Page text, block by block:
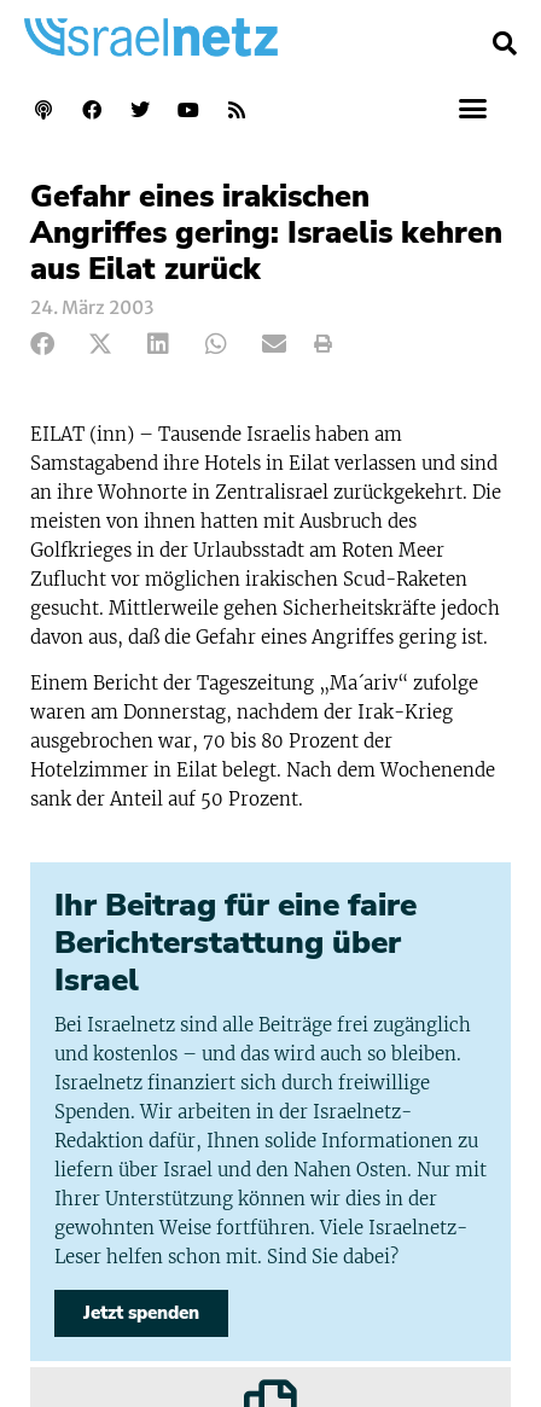
Gefahr eines irakischen
Angriffes gering: Israelis kehren
aus Eilat zurück
24. März 2003
EILAT (inn) – Tausende Israelis haben am
Samstagabend ihre Hotels in Eilat verlassen und sind
an ihre Wohnorte in Zentralisrael zurückgekehrt. Die
meisten von ihnen hatten mit Ausbruch des
Golfkrieges in der Urlaubsstadt am Roten Meer
Zuflucht vor möglichen irakischen Scud-Raketen
gesucht. Mittlerweile gehen Sicherheitskräfte jedoch
davon aus, daß die Gefahr eines Angriffes gering ist.
Einem Bericht der Tageszeitung „Ma´ariv“ zufolge
waren am Donnerstag, nachdem der Irak-Krieg
ausgebrochen war, 70 bis 80 Prozent der
Hotelzimmer in Eilat belegt. Nach dem Wochenende
sank der Anteil auf 50 Prozent.
Ihr Beitrag für eine faire
Berichterstattung über
Israel
Bei Israelnetz sind alle Beiträge frei zugänglich
und kostenlos – und das wird auch so bleiben.
Israelnetz finanziert sich durch freiwillige
Spenden. Wir arbeiten in der Israelnetz-
Redaktion dafür, Ihnen solide Informationen zu
liefern über Israel und den Nahen Osten. Nur mit
Ihrer Unterstützung können wir dies in der
gewohnten Weise fortführen. Viele Israelnetz-
Leser helfen schon mit. Sind Sie dabei?
Jetzt spenden